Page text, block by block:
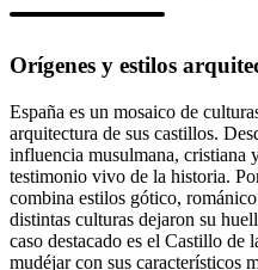
Orígenes y estilos
España es un mosaico de
arquitectura de sus castillos.
influencia musulmana, cristiana
testimonio vivo de la historia.
combina estilos gótico,
distintas culturas dejaron su
caso destacado es el Castillo de
mudéjar con sus característicos